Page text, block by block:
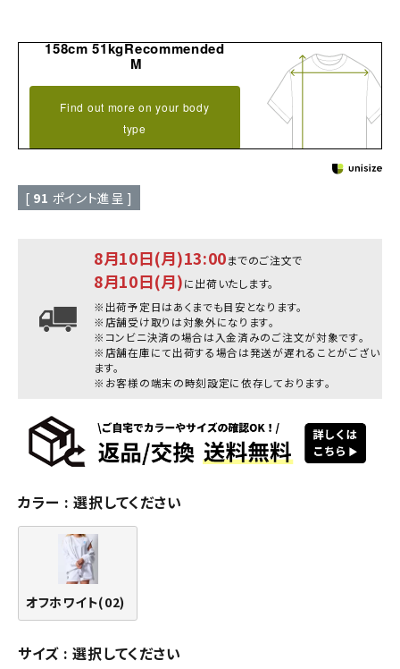
158cm 51kgRecommended
M
Find out more on your body
type
[ 91 ポイント進呈 ]
8月10日(月)13:00までのご注文で
8月10日(月)に出荷いたします。
※出荷予定日はあくまでも目安となります。
※店舗受け取りは対象外になります。
※コンビニ決済の場合は入金済みのご注文が対象です。
※店舗在庫にて出荷する場合は発送が遅れることがござい
ます。
※お客様の端末の時刻設定に依存しております。
カラー 選択してください
オフホワイト(02)
サイズ 選択してください